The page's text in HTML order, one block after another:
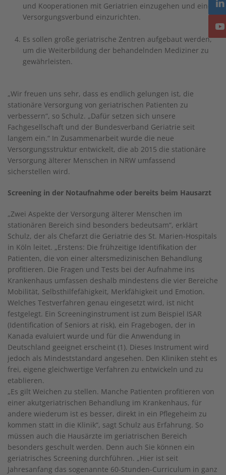
und Kooperationen mit Geriatrien einzugehen und einen
Versorgungsverbund einzurichten.
Es sollen große geriatrische Zentren aufgebaut werden,
um die Weiterbildung der behandelnden Mediziner zu
gewährleisten.
„Wir freuen uns sehr, dass es endlich gelungen ist, die
stationäre Versorgung von geriatrischen Patienten zu
verbessern“, so Schulz. „Dafür setzen sich unsere
Fachgesellschaft und der Bundesverband Geriatrie seit
langem ein.“ In Zusammenarbeit wurde die neue
Versorgungsstruktur entwickelt, die ab 2015 die stationäre
Versorgung älterer Menschen in NRW umfassend
sicherstellen wird.
Screening in der Notaufnahme oder bereits beim Hausarzt
„Zwei Aspekte der Versorgung älterer Menschen im
stationären Bereich sind besonders bedeutsam“, erklärt
Schulz, der als Chefarzt die Geriatrie des St. Marien-Hospitals
in Köln leitet. „Erstens: Die frühzeitige Identifikation der
Patienten, die von einer altersmedizinischen Behandlung
profitieren. Die Fragen und Tests bei der Aufnahme ins
Krankenhaus umfassen deshalb mindestens die vier Bereiche
Mobilität, Selbsthilfefähigkeit, Merkfähigkeit und Emotion.
Welches Testverfahren genau eingesetzt wird, ist nicht
festgelegt. Ein Screeninginstrument ist zum Beispiel ISAR
(Identification of Seniors at risk), ein Fragebogen, der in
Kanada evaluiert wurde und für die Anwendung in
Deutschland geeignet erscheint (1). Dieses Instrument wird
jedoch als Mindeststandard angesehen. Den Kliniken steht es
frei, eigene gleichwertige Verfahren zu entwickeln und zu
etablieren.
„Es gilt Weichen zu stellen. Manche Patienten profitieren von
einer akutgeriatrischen Behandlung im Krankenhaus, für
andere wiederum ist es besser, direkt in ein Pflegeheim zu
kommen statt in die Klinik“, sagt Schulz aus Erfahrung. So
müssen auch die Hausärzte im geriatrischen Bereich
besonders geschult werden. Denn auch Sie können ein
geriatrisches Screening durchführen. „Hier ist seit
Jahresanfang das sogenannte 60-Stunden-Curriculum in ganz